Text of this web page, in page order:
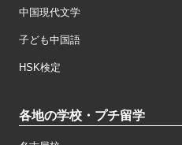
中国現代文学
子ども中国語
HSK検定
各地の学校・プチ留学